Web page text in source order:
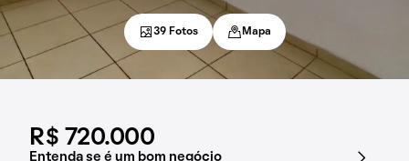
R$ 720.000
Entenda se é um bom negócio
39 Fotos Mapa